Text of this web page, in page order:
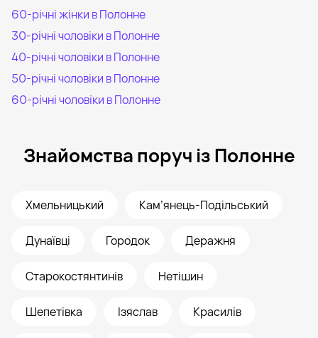
60-річні жінки в Полонне
30-річні чоловіки в Полонне
40-річні чоловіки в Полонне
50-річні чоловіки в Полонне
60-річні чоловіки в Полонне
Знайомства поруч із Полонне
Хмельницький Кам’янець-Подільський
Дунаївці Городок Деражня
Старокостянтинів Нетішин
Шепетівка Ізяслав Красилів